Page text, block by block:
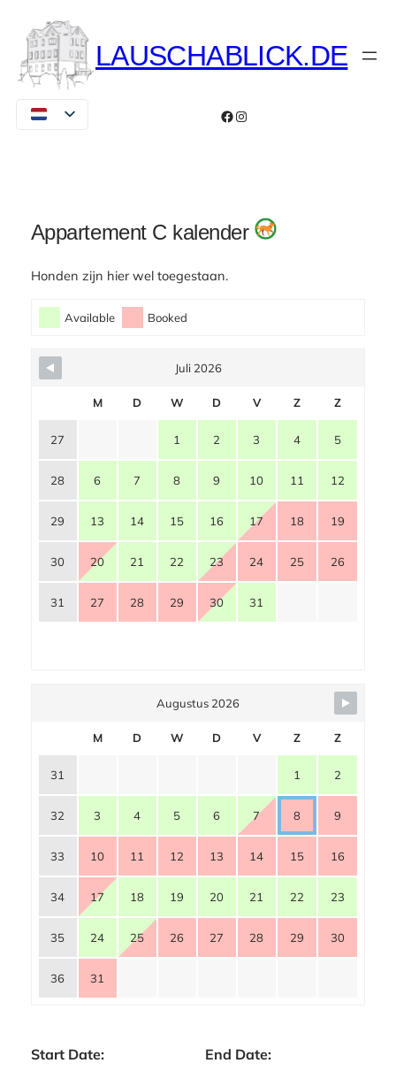
naar
inhoud
LAUSCHABLICK.DE
Facebook
Instagram
Appartement C kalender
Honden zijn hier wel toegestaan.
Skip Booking Form
Available Booked
Juli 2026
M D W D V Z Z
27 1 2 3 4 5
28 6 7 8 9 10 11 12
29 13 14 15 16 17 18 19
30 20 21 22 23 24 25 26
31 27 28 29 30 31
Augustus 2026
M D W D V Z Z
31 1 2
32 3 4 5 6 7 8 9
33 10 11 12 13 14 15 16
34 17 18 19 20 21 22 23
35 24 25 26 27 28 29 30
36 31
Start Date: End Date: